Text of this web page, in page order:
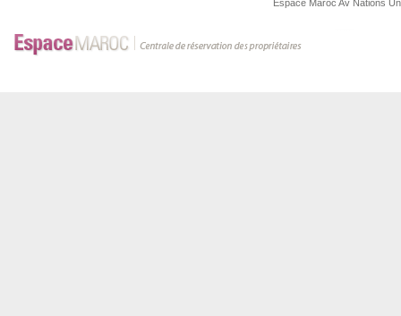
Espace Maroc Av Nations